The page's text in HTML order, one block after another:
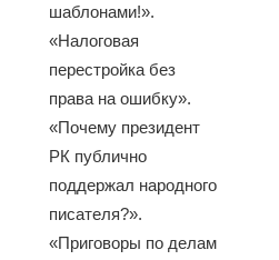
шаблонами!».
«Налоговая
перестройка без
права на ошибку».
«Почему президент
РК публично
поддержал народного
писателя?».
«Приговоры по делам